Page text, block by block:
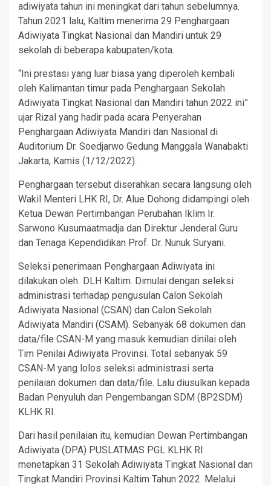
adiwiyata tahun ini meningkat dari tahun sebelumnya.
Tahun 2021 lalu, Kaltim menerima 29 Penghargaan
Adiwiyata Tingkat Nasional dan Mandiri untuk 29
sekolah di beberapa kabupaten/kota.
“Ini prestasi yang luar biasa yang diperoleh kembali
oleh Kalimantan timur pada Penghargaan Sekolah
Adiwiyata Tingkat Nasional dan Mandiri tahun 2022 ini”
ujar Rizal yang hadir pada acara Penyerahan
Penghargaan Adiwiyata Mandiri dan Nasional di
Auditorium Dr. Soedjarwo Gedung Manggala Wanabakti
Jakarta, Kamis (1/12/2022).
Penghargaan tersebut diserahkan secara langsung oleh
Wakil Menteri LHK RI, Dr. Alue Dohong didampingi oleh
Ketua Dewan Pertimbangan Perubahan Iklim Ir.
Sarwono Kusumaatmadja dan Direktur Jenderal Guru
dan Tenaga Kependidikan Prof. Dr. Nunuk Suryani.
Seleksi penerimaan Penghargaan Adiwiyata ini
dilakukan oleh DLH Kaltim. Dimulai dengan seleksi
administrasi terhadap pengusulan Calon Sekolah
Adiwiyata Nasional (CSAN) dan Calon Sekolah
Adiwiyata Mandiri (CSAM). Sebanyak 68 dokumen dan
data/file CSAN-M yang masuk kemudian dinilai oleh
Tim Penilai Adiwiyata Provinsi. Total sebanyak 59
CSAN-M yang lolos seleksi administrasi serta
penilaian dokumen dan data/file. Lalu diusulkan kepada
Badan Penyuluh dan Pengembangan SDM (BP2SDM)
KLHK RI.
Dari hasil penilaian itu, kemudian Dewan Pertimbangan
Adiwiyata (DPA) PUSLATMAS PGL KLHK RI
menetapkan 31 Sekolah Adiwiyata Tingkat Nasional dan
Tingkat Mandiri Provinsi Kaltim Tahun 2022. Melalui